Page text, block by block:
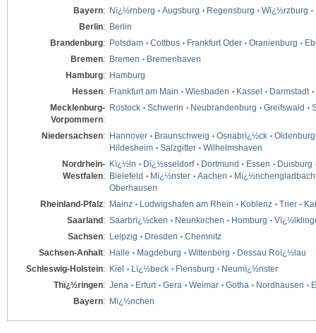
Bayern: Nï¿½rnberg Augsburg Regensburg Wï¿½rzburg
Berlin: Berlin
Brandenburg: Potsdam Cottbus Frankfurt Oder Oranienburg
Bremen: Bremen
Bremenhaven
Hamburg: Hamburg
Hessen: Frankfurt am Main Wiesbaden Kassel
Darmstadt
Mecklenburg-
Vorpommern:
Rostock Schwerin Neubrandenburg Greifswald
Niedersachsen: Hannover Braunschweig Osnabrï¿½ck
Oldenburg
Hildesheim
Salzgitter
Wilhelmshaven
Nordrhein-
Westfalen:
Kï¿½ln Dï¿½sseldorf Dortmund Essen
Duisburg
Bielefeld
Mï¿½nster Aachen
Mï¿½nchengladbach
Oberhausen
Rheinland-Pfalz: Mainz Ludwigshafen am Rhein Koblenz Trier
Saarland: Saarbrï¿½cken Neunkirchen Homburg
Sachsen: Leipzig Dresden
Chemnitz
Sachsen-Anhalt: Halle Magdeburg Wittenberg
Dessau Roï¿½lau
Schleswig-Holstein: Kiel Lï¿½beck Flensburg
Neumï¿½nster
Thï¿½ringen: Jena Erfurt Gera Weimar Gotha Nordhausen
Bayern: Mï¿½nchen